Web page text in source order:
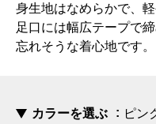
身生地はなめらかで、
足口には幅広テープで
忘れそうな着心地です。
カラーを選ぶ ピン